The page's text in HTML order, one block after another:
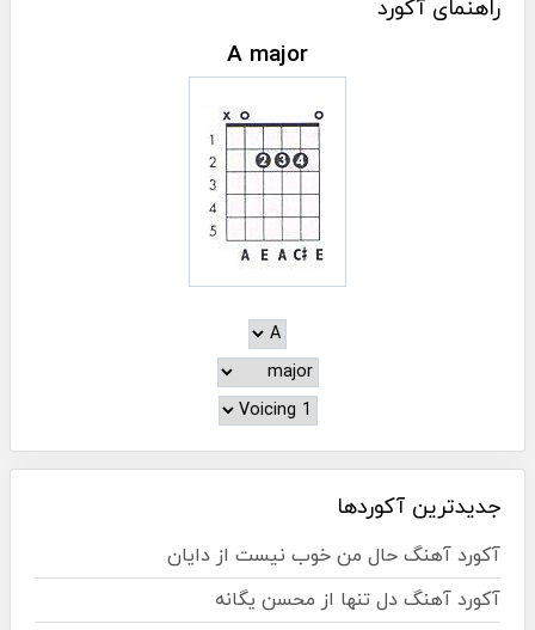
راهنمای آکورد
A major
جدیدترین آکوردها
آکورد آهنگ حال من خوب نیست از دایان
آکورد آهنگ دل تنها از محسن یگانه